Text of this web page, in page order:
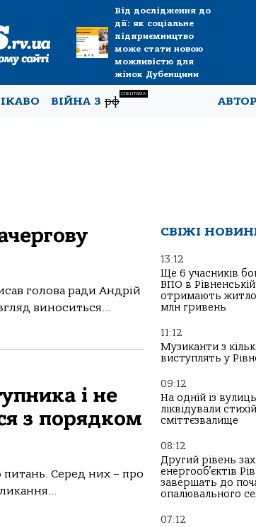
Від дослідження до
дії: як соціальне
підприємництво
може стати новою
можливістю для
жінок Дубенщини
ВІЙНА Зрф
СПЕЦТЕМА
голова ради Андрій
виноситься...
і не
з порядком
питань. Серед них – про
СВІЖІ
13:12
Ще 6 учасників
ВПО в
отримають
млн гривень
11:12
Музиканти з
виступлять у
09:12
На одній із
ліквідували
сміттєзвалище
08:12
Другий рівень
енергооб’єктів
завершать до
опалювального
07:12